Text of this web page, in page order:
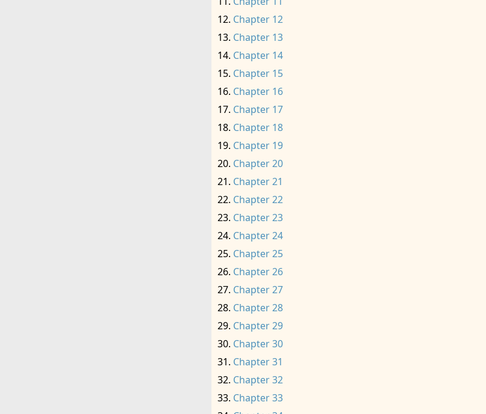
Chapter 12
Chapter 13
Chapter 14
Chapter 15
Chapter 16
Chapter 17
Chapter 18
Chapter 19
Chapter 20
Chapter 21
Chapter 22
Chapter 23
Chapter 24
Chapter 25
Chapter 26
Chapter 27
Chapter 28
Chapter 29
Chapter 30
Chapter 31
Chapter 32
Chapter 33